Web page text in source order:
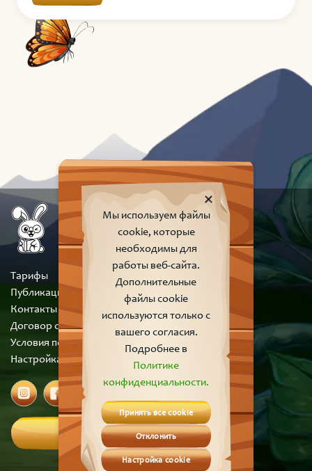
Тарифы
Публикации
Контакты
Договор оферты
Условия пользования сайтом
Настройка cookie
Вход
Мы используем файлы
cookie, которые
необходимы для
работы веб-сайта.
Дополнительные
файлы cookie
используются только с
вашего согласия.
Подробнее в
Политике
конфиденциальности.
Принять все cookie
Отклонить
Настройка cookie